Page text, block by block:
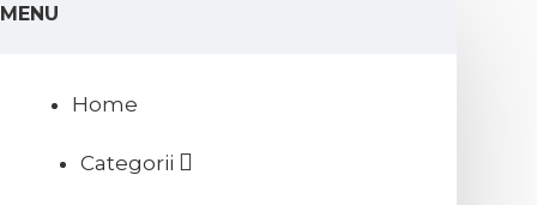
MENU
Home
Categorii